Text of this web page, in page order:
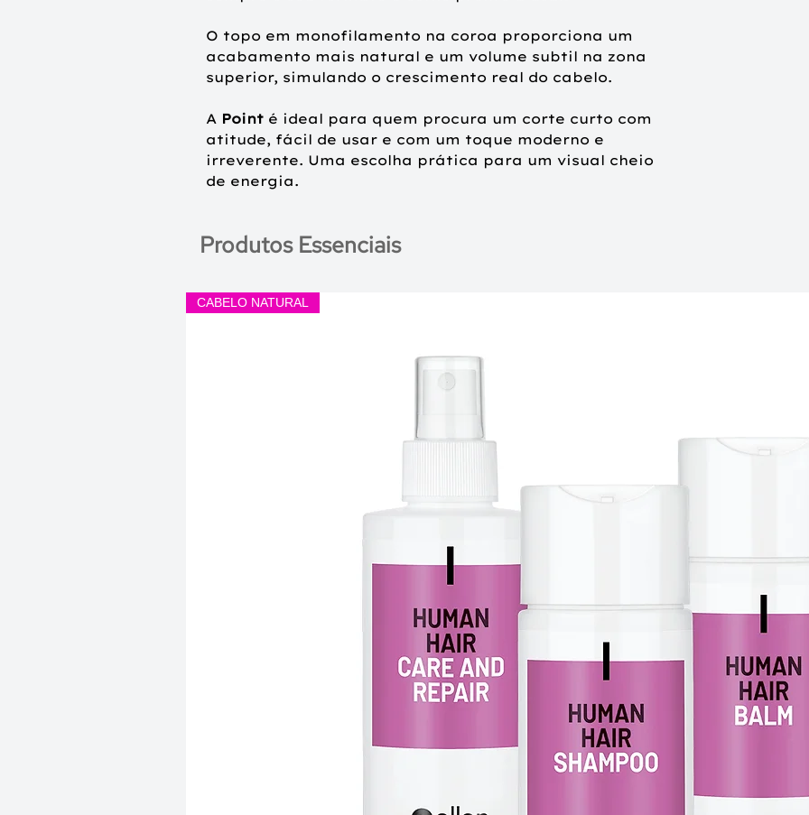
O topo em monofilamento na coroa proporciona um
acabamento mais natural e um volume subtil na zona
superior, simulando o crescimento real do cabelo.
A Pointé ideal para quem procura um corte curto com
atitude, fácil de usar e com um toque moderno e
irreverente. Uma escolha prática para um visual cheio
de energia.
Produtos Essenciais
CABELO NATURAL